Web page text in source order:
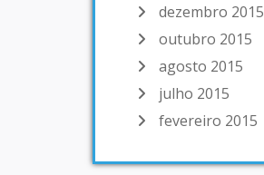
dezembro 2015
outubro 2015
agosto 2015
julho 2015
fevereiro 2015